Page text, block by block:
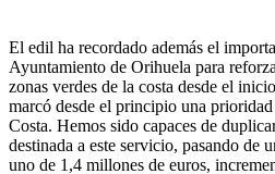
El edil ha recordado además el
Ayuntamiento de Orihuela para
zonas verdes de la costa desde el
marcó desde el principio una
Costa. Hemos sido capaces de
destinada a este servicio, pasando de
uno de 1,4 millones de euros,